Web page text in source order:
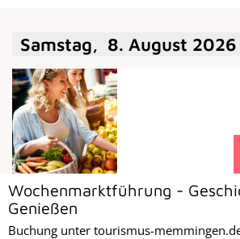
Samstag, 8. August 2026
Wochenmarktführung -
Genießen
Buchung unter tourismus-